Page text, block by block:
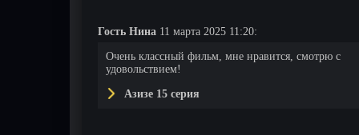
Гость Нина 11 марта 2025 11:20:
Очень классный фильм, мне нравится, смотрю с
удовольствием!
Азизе 15 серия